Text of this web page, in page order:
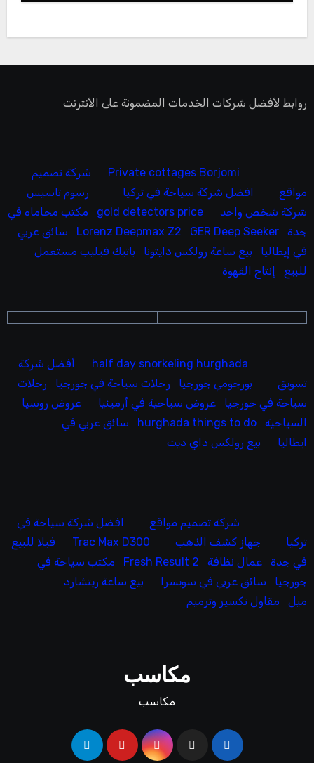
روابط لأفضل شركات الخدمات المضمونة على الأنترنت
Private cottages Borjomi
شركة تصميم
مواقع
افضل شركة سياحة في تركيا
رسوم تاسيس
شركة شخص واحد
gold detectors price
مكتب محاماه في
جدة
Lorenz Deepmax Z2 GER Deep Seeker
سائق عربي
في إيطاليا
بيع ساعة رولكس دايتونا
باتيك فيليب مستعمل
للبيع
إنتاج القهوة
half day snorkeling hurghada
أفضل شركة
تسويق
بورجومي جورجيا رحلات سياحة في جورجيا
رحلات
سياحة في جورجيا
عروض سياحية في أرمينيا
عروض روسيا
السياحية
hurghada things to do
سائق عربي في
ايطاليا
بيع رولكس داي ديت
شركة تصميم مواقع
افضل شركة سياحة في
تركيا
جهاز كشف الذهب Trac Max D300
فيلا للبيع
في جدة
عمال نظافة Fresh Result 2
مكتب سياحة في
جورجيا
سائق عربي في سويسرا
بيع ساعة ريتشارد
ميل
مقاول تكسير وترميم
مكاسب
مكاسب